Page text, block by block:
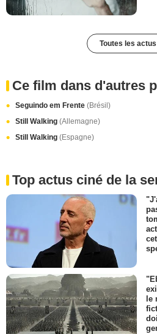
Toutes les
Ce film dans d'autres
Seguindo em Frente (Brésil)
Still Walking (Allemagne)
Still Walking (Espagne)
Top actus ciné de la
le